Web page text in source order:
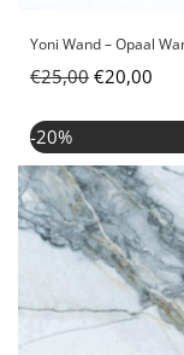
Yoni Wand – Opaal
€25,00 €20,00
-20%